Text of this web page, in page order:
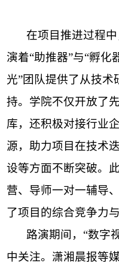
在项目推进过程
演着“助推器”与“孵化
光”团队提供了从技
持。学院不仅开放了
库，还积极对接行业
源，助力项目在技术
设等方面不断突破。
营、导师一对一辅导
了项目的综合竞争力
路演期间， “数字
中关注。 潇湘晨报等